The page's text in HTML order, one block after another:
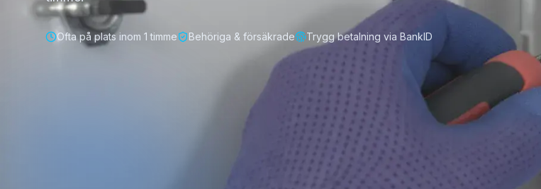
Ofta på plats inom 1 timme Behöriga & försäkrade Trygg betalning via BankID